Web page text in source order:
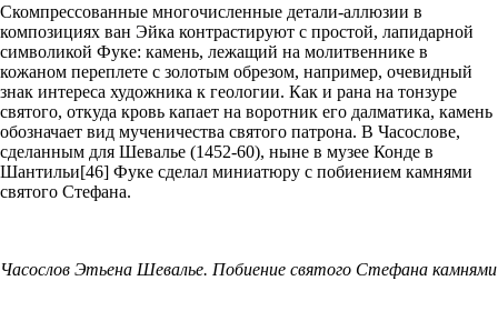
Скомпрессованные многочисленные детали-аллюзии в
композициях ван Эйка контрастируют с простой, лапидарной
символикой Фуке: камень, лежащий на молитвеннике в
кожаном переплете с золотым обрезом, например, очевидный
знак интереса художника к геологии. Как и рана на тонзуре
святого, откуда кровь капает на воротник его далматика, камень
обозначает вид мученичества святого патрона. В Часослове,
сделанным для Шевалье (1452-60), ныне в музее Конде в
Шантильи[46] Фуке сделал миниатюру с побиением камнями
святого Стефана.
Часослов Этьена Шевалье. Побиение святого Стефана камнями